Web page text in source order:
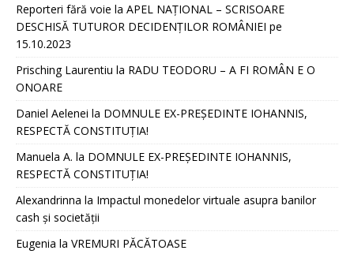
Reporteri fără voie la APEL NAȚIONAL – SCRISOARE
DESCHISĂ TUTUROR DECIDENȚILOR ROMÂNIEI pe
15.10.2023
Prisching Laurentiu la RADU TEODORU – A FI ROMÂN E O
ONOARE
Daniel Aelenei la DOMNULE EX-PREȘEDINTE IOHANNIS,
RESPECTĂ CONSTITUȚIA!
Manuela A. la DOMNULE EX-PREȘEDINTE IOHANNIS,
RESPECTĂ CONSTITUȚIA!
Alexandrinna la Impactul monedelor virtuale asupra banilor
cash și societății
Eugenia la VREMURI PĂCĂTOASE